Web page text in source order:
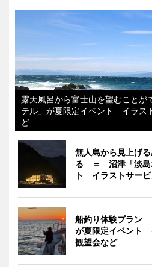
露天風呂から富士山を望むこと
テル」が夏限定イベント イラス
ど
無人島から見上げ
る ＝ 沼津「淡島
ト イラストサー
船釣り体験プラン
が夏限定イベント
観望会など